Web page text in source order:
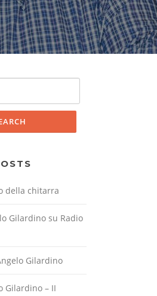
della chitarra
Gilardino su Radio
Gilardino
Gilardino – II